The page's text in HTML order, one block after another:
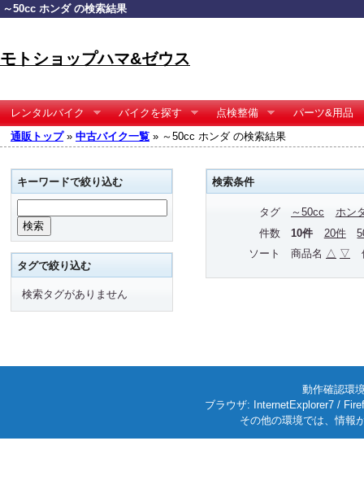
～50cc ホンダ の検索結果
モトショップハマ&ゼウス
レンタルバイク バイクを探す 点検整備
パーツ&用品
通販トップ» 中古バイク一覧 » ～50cc ホンダ の検索結果
検索条件
タグ ～50cc
ホン
件数
10件 20件
ソート
商品名 △ ▽
キーワードで絞り込む
タグで絞り込む
検索タグがありません
動作確認環
ブラウザ: InternetExplorer7 /
その他の環境では、情報